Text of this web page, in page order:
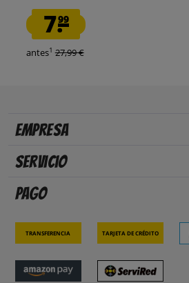
7.99
antes1 27,99 €
Empresa
Servicio
Pago
Transferencia Tarjeta de crédito